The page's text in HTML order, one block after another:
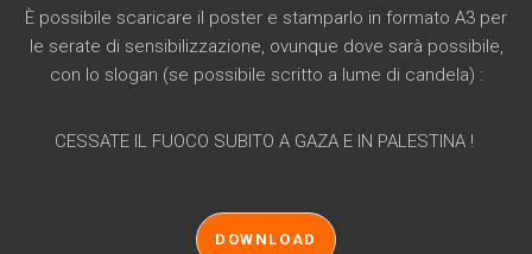
È possibile scaricare il poster e stamparlo in formato A3 per
le serate di sensibilizzazione, ovunque dove sarà possibile,
con lo slogan (se possibile scritto a lume di candela) :
CESSATE IL FUOCO SUBITO A GAZA E IN PALESTINA !
DOWNLOAD